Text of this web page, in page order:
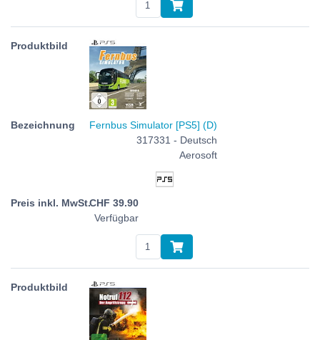
Fernbus Simulator [PS5] (D)
317331 - Deutsch
Aerosoft
CHF 39.90
Verfügbar